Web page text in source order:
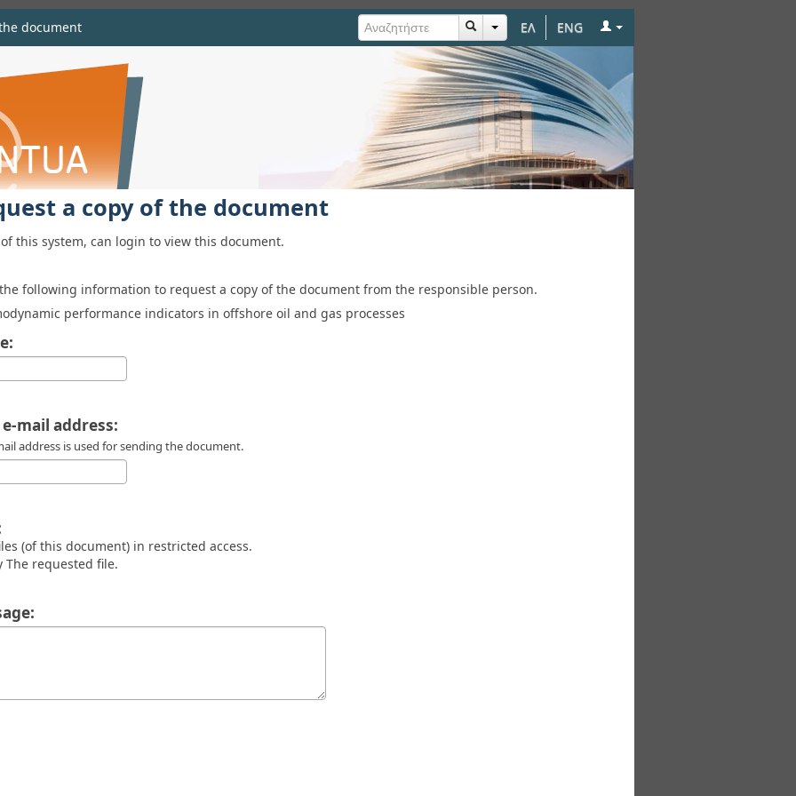
ΕΛ ENG
document
document
a copy of the document
this system, can login to view this document.
following information to request a copy of the document from the responsible person.
performance indicators in offshore oil and gas processes
mail address:
address is used for sending the document.
(of this document) in restricted access.
The requested file.